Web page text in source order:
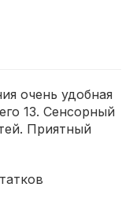
очень удобная
13. Сенсорный
Приятный